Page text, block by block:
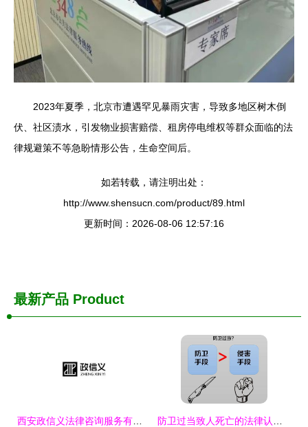
2023年夏季，北京市遭遇罕见暴雨灾害，导致多地区树木倒
伏、社区渍水，引发物业损害赔偿、租房停电维权等群众面临的法
律规避策不等急盼情形公告，生命空间后。
如若转载，请注明出处：
http://www.shensucn.com/product/89.html
更新时间：2026-08-06 12:57:16
最新产品 Product